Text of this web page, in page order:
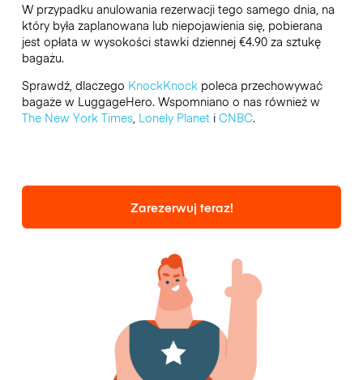
W przypadku anulowania rezerwacji tego samego dnia, na
który była zaplanowana lub niepojawienia się, pobierana
jest opłata w wysokości stawki dziennej €4.90 za sztukę
bagażu.
Sprawdź, dlaczego KnockKnockpoleca przechowywać
bagaże w LuggageHero. Wspomniano o nas również w
The New York Times, Lonely Planeti CNBC.
Zarezerwuj teraz!